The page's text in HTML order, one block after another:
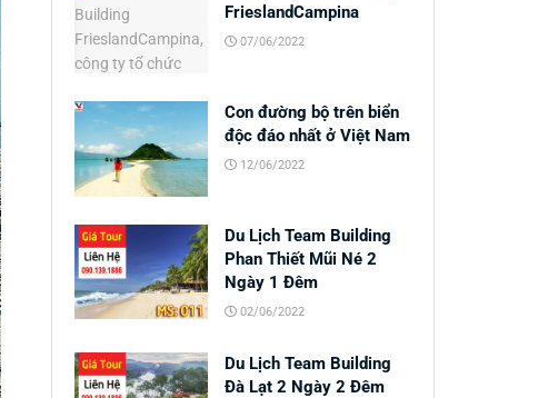
FrieslandCampina
07/06/2022
Con đường bộ trên biển
độc đáo nhất ở Việt Nam
12/06/2022
Du Lịch Team Building
Phan Thiết Mũi Né 2
Ngày 1 Đêm
02/06/2022
Du Lịch Team Building
Đà Lạt 2 Ngày 2 Đêm